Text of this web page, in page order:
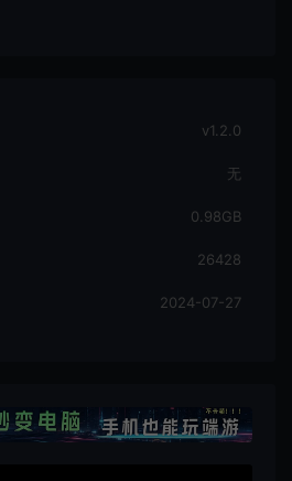
v1.2.0
无
0.98GB
26428
2024-07-27